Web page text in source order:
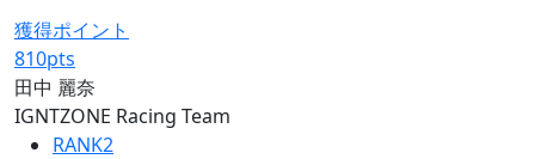
獲得ポイント
810pts
田中 麗奈
IGNTZONE Racing Team
RANK2